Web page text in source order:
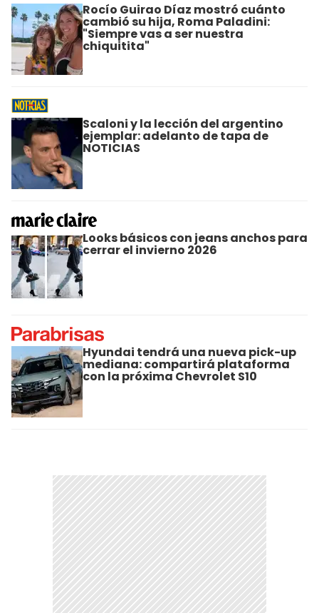
Rocío Guirao Díaz mostró cuánto
cambió su hija, Roma Paladini:
"Siempre vas a ser nuestra
chiquitita"
Scaloni y la lección del argentino
ejemplar: adelanto de tapa de
NOTICIAS
Looks básicos con jeans anchos para
cerrar el invierno 2026
Hyundai tendrá una nueva pick-up
mediana: compartirá plataforma
con la próxima Chevrolet S10